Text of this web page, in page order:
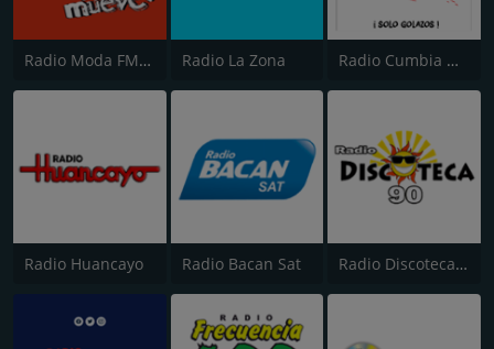
Radio Moda FM 97.3 Radio La Zona Radio Cumbia Mix
Radio Huancayo Radio Bacan Sat Radio Discoteca 90